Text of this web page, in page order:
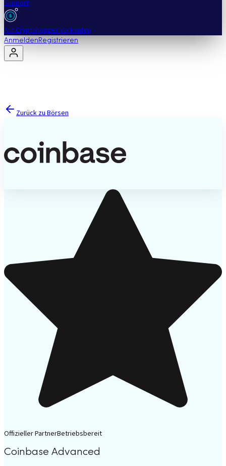
Support
Auf Cryptohopper verkaufen
Anmelden Registrieren
Zurück zu Börsen
Offizieller PartnerBetriebsbereit
Coinbase Advanced